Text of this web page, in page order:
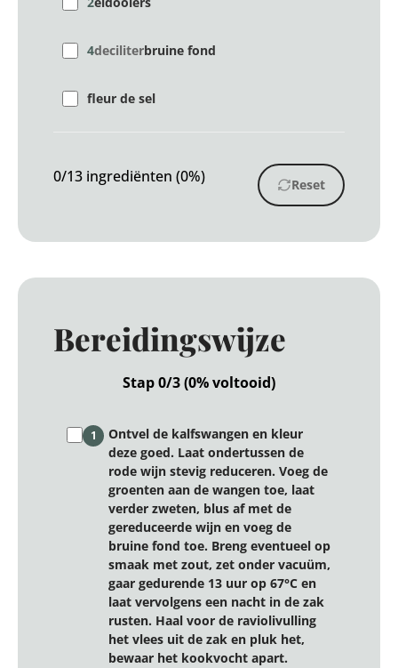
4deciliterbruine fond
fleur de sel
0/13 ingrediënten (0%) Reset
Bereidingswijze
Stap 0/3 (0% voltooid)
1
Ontvel de kalfswangen en kleur
deze goed. Laat ondertussen de
rode wijn stevig reduceren. Voeg de
groenten aan de wangen toe, laat
verder zweten, blus af met de
gereduceerde wijn en voeg de
bruine fond toe. Breng eventueel op
smaak met zout, zet onder vacuüm,
gaar gedurende 13 uur op 67°C en
laat vervolgens een nacht in de zak
rusten. Haal voor de raviolivulling
het vlees uit de zak en pluk het,
bewaar het kookvocht apart.